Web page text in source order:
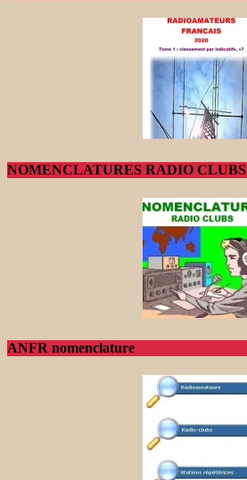
NOMENCLATURES RADIO CLUBS
ANFR nomenclature